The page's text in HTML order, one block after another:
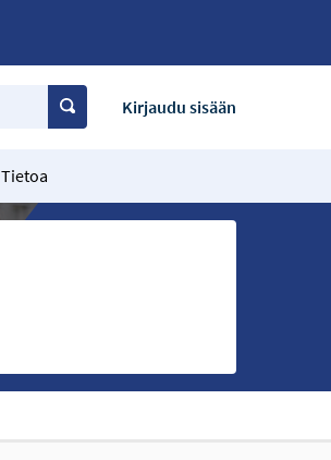
Kirjaudu sisään
Tietoa